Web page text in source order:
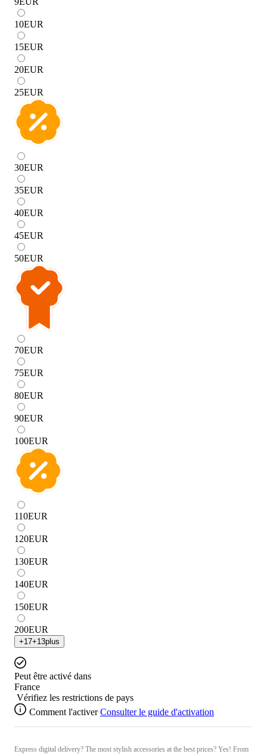
10EUR
15EUR
20EUR
25EUR
30EUR
35EUR
40EUR
45EUR
50EUR
70EUR
75EUR
80EUR
90EUR
100EUR
110EUR
120EUR
130EUR
140EUR
150EUR
200EUR
+17+13plus
Peut être activé dans
France
Vérifiez les restrictions de pays
Comment l'activer Consulter le guide d'activation
Express digital delivery? The most stylish accessories at the best prices? Yes! From